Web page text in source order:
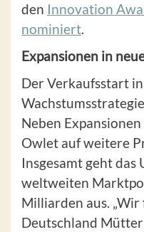
den Innovation
nominiert.
Expansionen in
Der Verkaufsstart
Neben
Owlet auf weitere
Insgesamt geht
weltweiten
Milliarden aus.
Deutschland